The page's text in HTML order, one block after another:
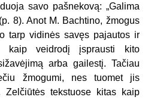
savo pašnekovą: „Galima
8). Anot M. Bachtino, žmogus
tarp vidinės savęs pajautos ir
kaip veidrodį įsprausti kito
arba gailestį. Tačiau
žmogumi, nes tuomet jis
Zelčiūtės tekstuose kitas kaip